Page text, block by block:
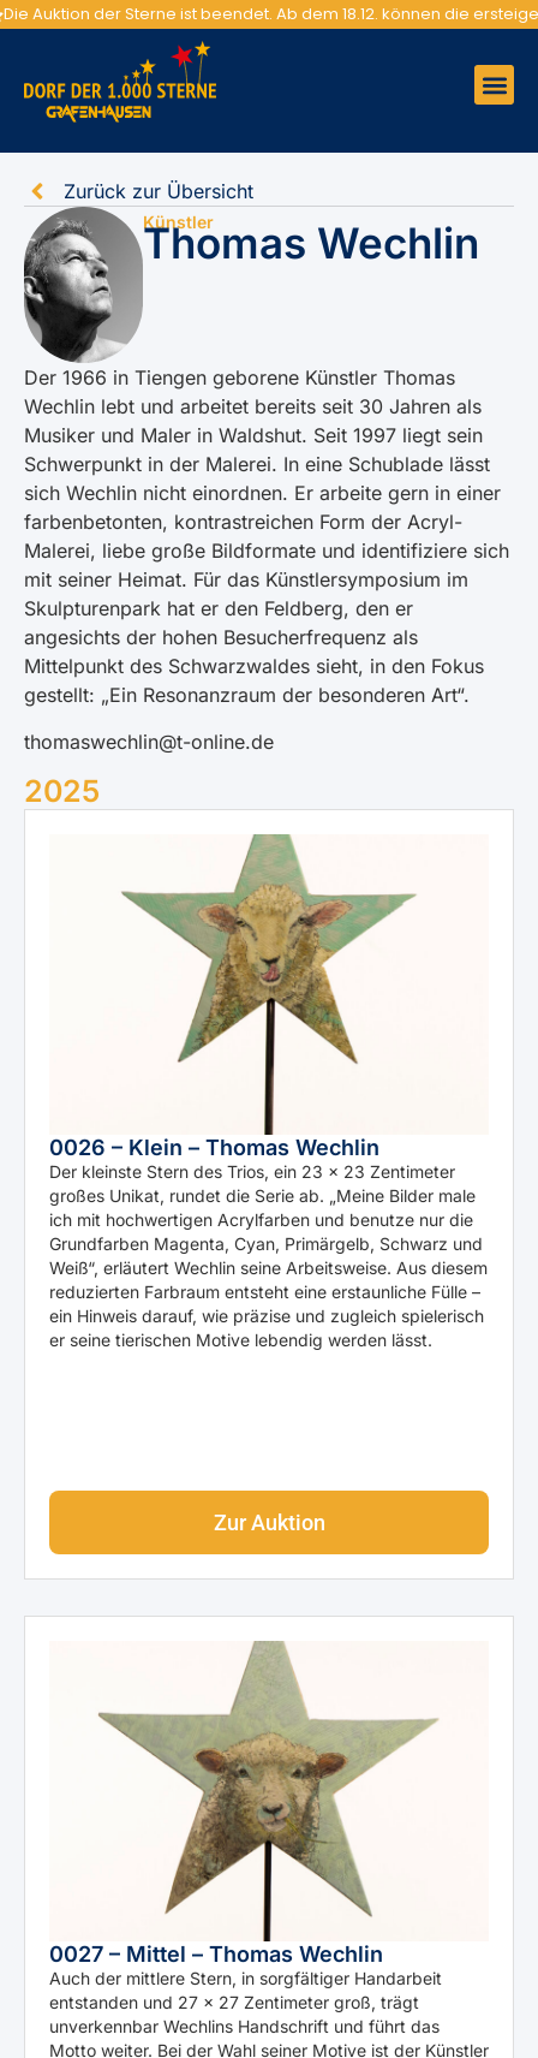
Die Auktion der Sterne ist beendet. Ab dem 18.12. können die
Zurück zur Übersicht
Künstler
Thomas Wechlin
Der 1966 in Tiengen geborene Künstler Thomas
Wechlin lebt und arbeitet bereits seit 30 Jahren als
Musiker und Maler in Waldshut. Seit 1997 liegt sein
Schwerpunkt in der Malerei. In eine Schublade lässt
sich Wechlin nicht einordnen. Er arbeite gern in einer
farbenbetonten, kontrastreichen Form der Acryl-
Malerei, liebe große Bildformate und identifiziere sich
mit seiner Heimat. Für das Künstlersymposium im
Skulpturenpark hat er den Feldberg, den er
angesichts der hohen Besucherfrequenz als
Mittelpunkt des Schwarzwaldes sieht, in den Fokus
gestellt: „Ein Resonanzraum der besonderen Art“.
thomaswechlin@t-online.de
2025
0026 – Klein – Thomas Wechlin
Der kleinste Stern des Trios, ein 23 × 23 Zentimeter
großes Unikat, rundet die Serie ab. „Meine Bilder male
ich mit hochwertigen Acrylfarben und benutze nur die
Grundfarben Magenta, Cyan, Primärgelb, Schwarz und
Weiß“, erläutert Wechlin seine Arbeitsweise. Aus diesem
reduzierten Farbraum entsteht eine erstaunliche Fülle –
ein Hinweis darauf, wie präzise und zugleich spielerisch
er seine tierischen Motive lebendig werden lässt.
Zur Auktion
0027 – Mittel – Thomas Wechlin
Auch der mittlere Stern, in sorgfältiger Handarbeit
entstanden und 27 × 27 Zentimeter groß, trägt
unverkennbar Wechlins Handschrift und führt das
Motto weiter. Bei der Wahl seiner Motive ist der Künstler